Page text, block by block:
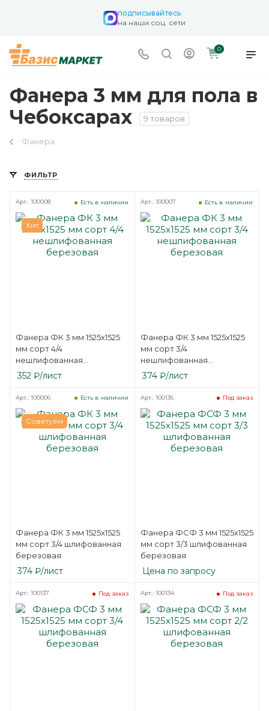
подписывайтесь
на наши соц. сети
0
Фанера 3 мм для пола в
Чебоксарах
9 товаров
Фанера
ФИЛЬТР
Хит
Фанера ФК 3 мм 1525х1525
мм сорт 4/4
нешлифованная
березовая
Есть в наличии
Арт.: 100008
352 ₽/лист
Фанера ФК 3 мм 1525х1525
мм сорт 3/4
нешлифованная
березовая
Есть в наличии
Арт.: 100007
374₽/лист
Советуем
Фанера ФК 3 мм 1525х1525
мм сорт 3/4 шлифованная
березовая
Есть в наличии
Арт.: 100006
374 ₽/лист
Фанера ФСФ 3 мм 1525х1525
мм сорт 3/3 шлифованная
березовая
Под заказ
Арт.: 100136
Цена по запросу
Под заказ
Арт.: 100137 Под заказ
Арт.: 100134